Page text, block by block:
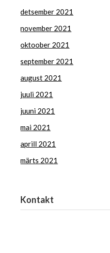
detsember 2021
november 2021
oktoober 2021
september 2021
august 2021
juuli 2021
juuni 2021
mai 2021
aprill 2021
märts 2021
Kontakt